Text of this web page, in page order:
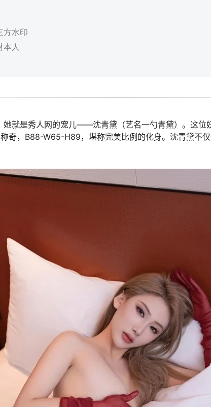
方水印
本人
她就是秀人网的宠儿——沈青黛（艺名一勺青黛）。这位
奇，B88-W65-H89，堪称完美比例的化身。沈青黛不